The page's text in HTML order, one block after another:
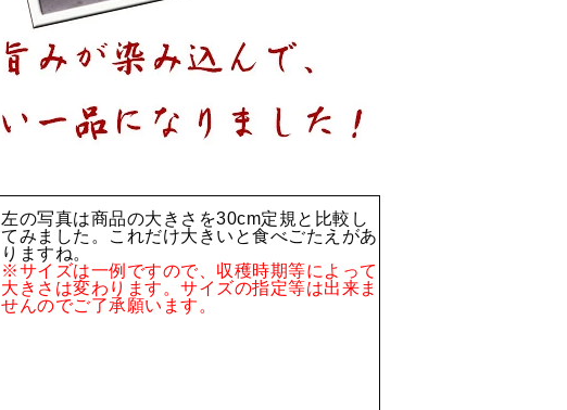
左の写真は商品の大きさを30cm定規と比較し
てみました。これだけ大きいと食べごたえがあ
りますね。
※サイズは一例ですので、収穫時期等によって
大きさは変わります。サイズの指定等は出来ま
せんのでご了承願います。